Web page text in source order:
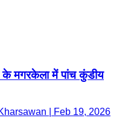
के मगरकेला में पांच कुंडीय
| Feb 19, 2026